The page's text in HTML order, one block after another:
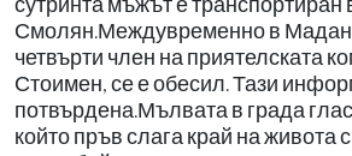
Смолян.Междувременно в Мадан
четвърти член на приятелската
Стоимен, се е обесил. Тази
потвърдена.Мълвата в града
който пръв слага край на живота